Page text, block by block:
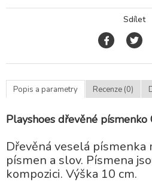
Sdílet
Popis a parametry Recenze (0)
Playshoes dřevěné písmenko
Dřevěná veselá
písmen a slov. Písmena
kompozici. Výška 10 cm.